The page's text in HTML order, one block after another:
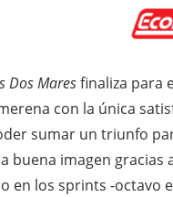
Dos Maresfinaliza para
con la única
sumar un triunfo
buena imagen gracias
en los sprints -octavo